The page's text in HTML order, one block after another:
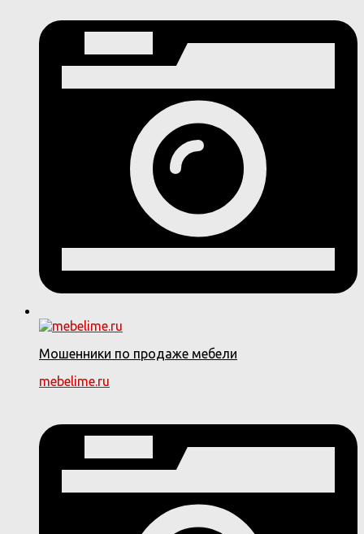
Мошенники по продаже мебели
mebelime.ru